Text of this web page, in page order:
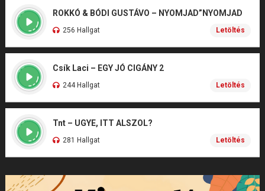
ROKKÓ & BÓDI GUSTÁVO – NYOMJAD”NYOMJAD
256 Hallgat Letöltés
Csík Laci – EGY JÓ CIGÁNY 2
244 Hallgat Letöltés
Tnt – UGYE, ITT ALSZOL?
281 Hallgat Letöltés